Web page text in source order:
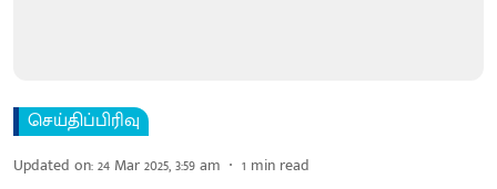
செய்திப்பிரிவு
Updated on:24 Mar 2025, 3:59 am 1 min read